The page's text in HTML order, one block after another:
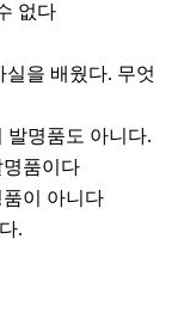
없다
을 배웠다. 무엇
발명품도 아니다.
품이다
이 아니다
.